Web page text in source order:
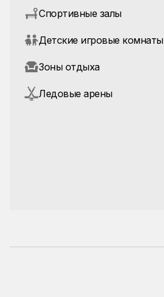
Спортивные залы
Детские игровые комнаты
Зоны отдыха
Ледовые арены